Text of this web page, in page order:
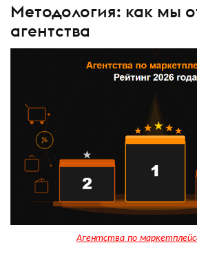
Методология: как мы
агентства
Агентства по